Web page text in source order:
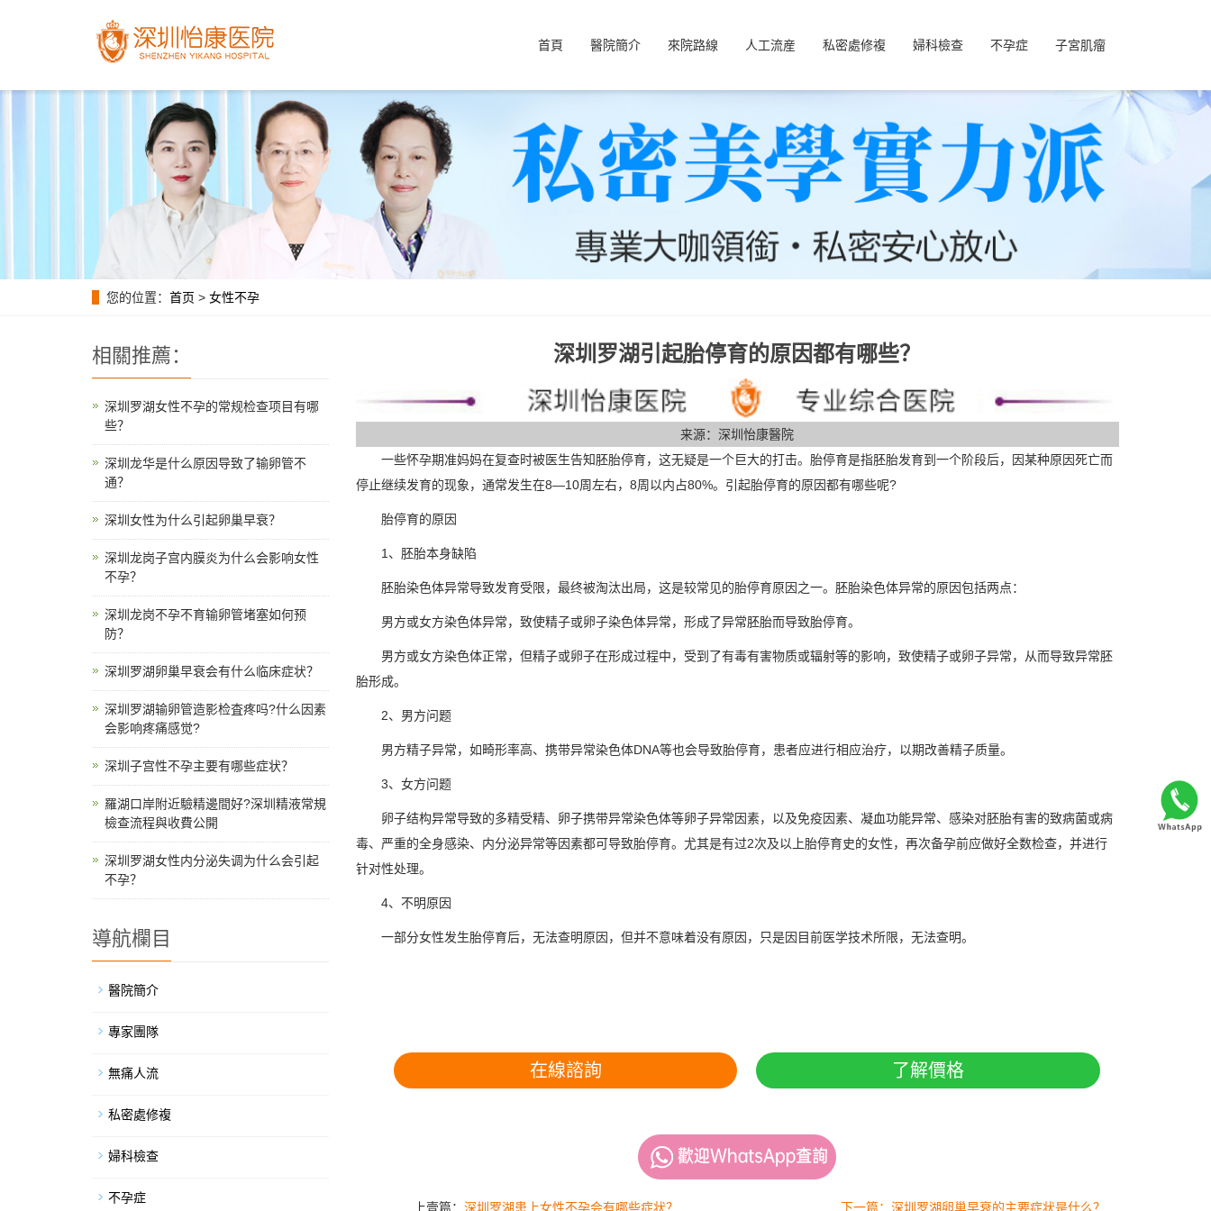
首頁 醫院簡介 來院路線 人工流産 私密處修複 婦科檢查 不孕症 子宮肌瘤
您的位置： 首页 > 女性不孕
深圳罗湖引起胎停育的原因都有哪些？
来源：深圳怡康醫院
一些怀孕期准妈妈在复查时被医生告知胚胎停育，这无疑是一个巨大的打击。胎停育是指胚胎发育到一个阶段后，因某种原因死亡而
停止继续发育的现象，通常发生在8—10周左右，8周以内占80%。引起胎停育的原因都有哪些呢?
胎停育的原因
1、胚胎本身缺陷
胚胎染色体异常导致发育受限，最终被淘汰出局，这是较常见的胎停育原因之一。胚胎染色体异常的原因包括两点：
男方或女方染色体异常，致使精子或卵子染色体异常，形成了异常胚胎而导致胎停育。
男方或女方染色体正常，但精子或卵子在形成过程中，受到了有毒有害物质或辐射等的影响，致使精子或卵子异常，从而导致异常胚
胎形成。
2、男方问题
男方精子异常，如畸形率高、携带异常染色体DNA等也会导致胎停育，患者应进行相应治疗，以期改善精子质量。
3、女方问题
卵子结构异常导致的多精受精、卵子携带异常染色体等卵子异常因素，以及免疫因素、凝血功能异常、感染对胚胎有害的致病菌或病
毒、严重的全身感染、内分泌异常等因素都可导致胎停育。尤其是有过2次及以上胎停育史的女性，再次备孕前应做好全数检查，并进行
针对性处理。
4、不明原因
一部分女性发生胎停育后，无法查明原因，但并不意味着没有原因，只是因目前医学技术所限，无法查明。
在線諮詢 了解價格
上壹篇：深圳罗湖患上女性不孕会有哪些症状？ 下一篇：深圳罗湖卵巢早衰的主要症状是什么？
相關推薦：
深圳罗湖女性不孕的常规检查项目有哪
些？
深圳龙华是什么原因导致了输卵管不
通？
深圳女性为什么引起卵巢早衰？
深圳龙岗子宫内膜炎为什么会影响女性
不孕？
深圳龙岗不孕不育输卵管堵塞如何预
防？
深圳罗湖卵巢早衰会有什么临床症状？
深圳罗湖输卵管造影检査疼吗?什么因素
会影响疼痛感觉?
深圳子宫性不孕主要有哪些症状？
羅湖口岸附近驗精邊間好?深圳精液常規
檢查流程與收費公開
深圳罗湖女性内分泌失调为什么会引起
不孕？
導航欄目
醫院簡介
專家團隊
無痛人流
私密處修複
婦科檢查
不孕症